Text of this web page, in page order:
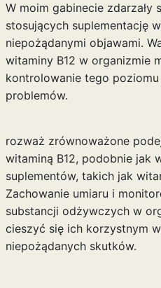
W moim gabinecie zdarzały
stosujących suplementację
niepożądanymi objawami.
witaminy B12 w organizmie
kontrolowanie tego
problemów.
rozważ zrównoważone
witaminą B12, podobnie jak
suplementów, takich jak
Zachowanie umiaru i
substancji odżywczych w
cieszyć się ich korzystnym
niepożądanych skutków.